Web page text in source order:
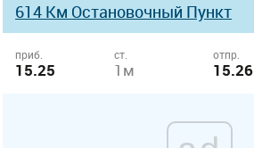
614 Км Остановочный Пункт
приб.
15.25
ст.
1м
отпр.
15.26